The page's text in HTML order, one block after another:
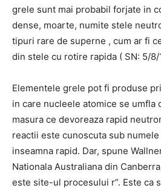
grele sunt mai probabil forjate in
dense, moarte, numite stele
tipuri rare de superne , cum ar fi
din stele cu rotire rapida ( SN: 5/8/
Elementele grele pot fi produse
in care nucleele atomice se umfla
masura ce devoreaza rapid
reactii este cunoscuta sub
inseamna rapid. Dar, spune
Nationala Australiana din
este site-ul procesului r”. Este ca